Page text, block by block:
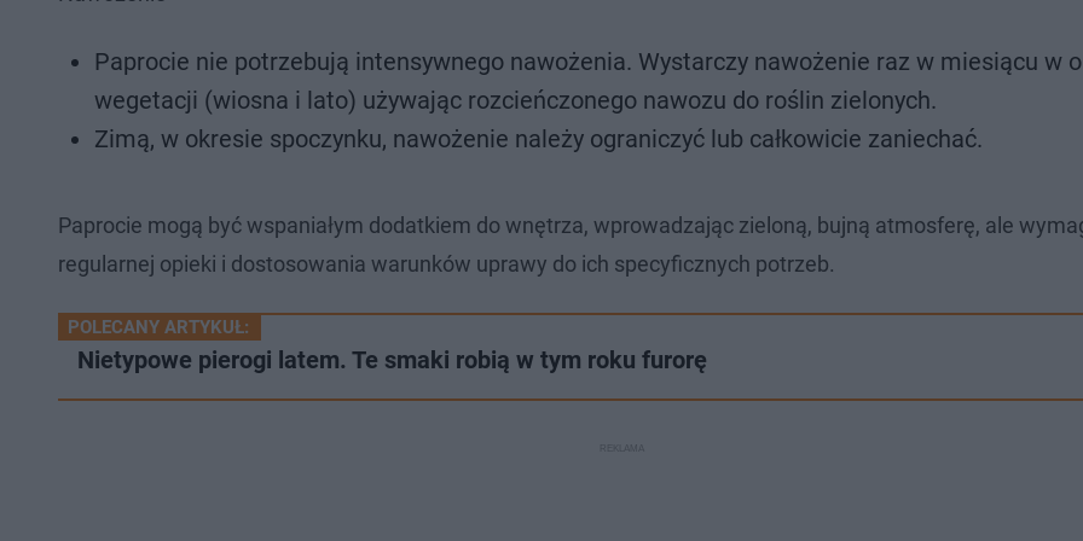
Paprocie nie potrzebują intensywnego nawożenia. Wystarczy nawożenie raz w miesiącu w
wegetacji (wiosna i lato) używając rozcieńczonego nawozu do roślin zielonych.
Zimą, w okresie spoczynku, nawożenie należy ograniczyć lub całkowicie zaniechać.
Paprocie mogą być wspaniałym dodatkiem do wnętrza, wprowadzając zieloną, bujną atmosferę, ale
regularnej opieki i dostosowania warunków uprawy do ich specyficznych potrzeb.
POLECANY ARTYKUŁ:
Nietypowe pierogi latem. Te smaki robią w tym roku furorę